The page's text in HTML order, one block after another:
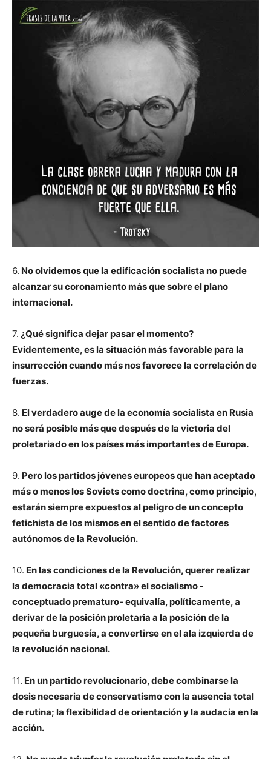
6. No olvidemos que la edificación socialista no puede
alcanzar su coronamiento más que sobre el plano
internacional.
7. ¿Qué significa dejar pasar el momento?
Evidentemente, es la situación más favorable para la
insurrección cuando más nos favorece la correlación de
fuerzas.
8. El verdadero auge de la economía socialista en Rusia
no será posible más que después de la victoria del
proletariado en los países más importantes de Europa.
9. Pero los partidos jóvenes europeos que han aceptado
más o menos los Soviets como doctrina, como principio,
estarán siempre expuestos al peligro de un concepto
fetichista de los mismos en el sentido de factores
autónomos de la Revolución.
10. En las condiciones de la Revolución, querer realizar
la democracia total «contra» el socialismo -
conceptuado prematuro- equivalía, políticamente, a
derivar de la posición proletaria a la posición de la
pequeña burguesía, a convertirse en el ala izquierda de
la revolución nacional.
11. En un partido revolucionario, debe combinarse la
dosis necesaria de conservatismo con la ausencia total
de rutina; la flexibilidad de orientación y la audacia en la
acción.